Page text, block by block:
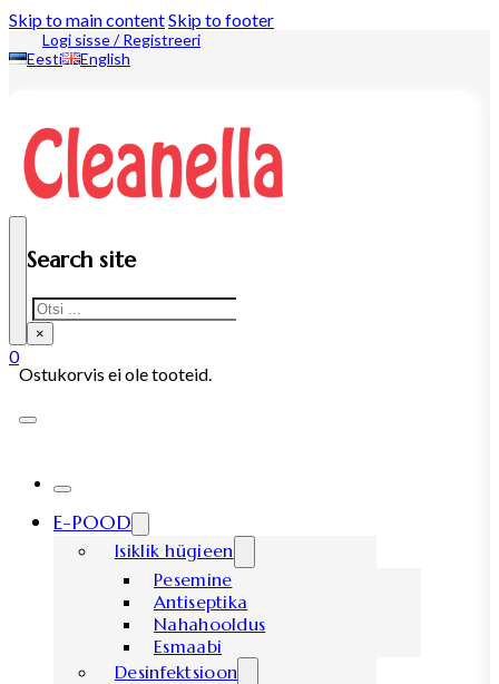
Skip to main contentSkip to footer
Logi sisse / Registreeri
Eesti
English
Search site
Search
×
0
Ostukorvis ei ole tooteid.
E-POOD
Isiklik hügieen
Pesemine
Antiseptika
Nahahooldus
Esmaabi
Desinfektsioon